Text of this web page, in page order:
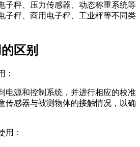
子秤、压力传感器、动态称重系统等
子秤、商用电子秤、工业秤等不同类
区别
：
电源和控制系统，并进行相应的校准
传感器与被测物体的接触情况，以确
用：